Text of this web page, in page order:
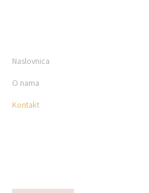
Naslovnica
O nama
Kontakt